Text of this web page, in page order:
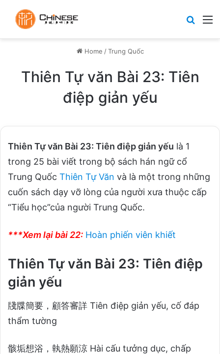
Home / Trung Quốc
Thiên Tự văn Bài 23: Tiên
điệp giản yếu
Thiên Tự văn Bài 23: Tiên điệp giản yếu là 1
trong 25 bài viết trong bộ sách hán ngữ cổ
Trung Quốc Thiên Tự Văn và là một trong những
cuốn sách dạy vỡ lòng của người xưa thuộc cấp
“Tiểu học”của người Trung Quốc.
***Xem lại bài 22: Hoàn phiến viên khiết
Thiên Tự văn Bài 23: Tiên điệp
giản yếu
牋牒簡要，顧答審詳 Tiên điệp giản yếu, cố đáp
thẩm tường
骸垢想浴，執熱願涼 Hài cấu tưởng dục, chấp